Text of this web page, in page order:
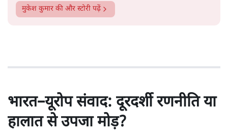
मुकेश कुमार की और स्टोरी पढ़ें
भारत–यूरोप संवाद: दूरदर्शी रणनीति या
हालात से उपजा मोड़?